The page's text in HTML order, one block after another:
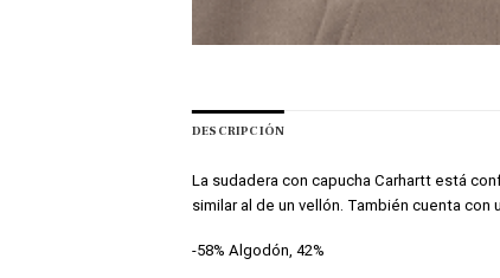
DESCRIPCIÓN
La sudadera con capucha Carhartt está
similar al de un vellón. También cuenta
-58% Algodón, 42%